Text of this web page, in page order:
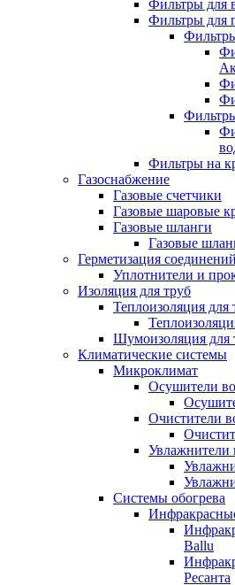
Фильтры для
Фильтры для
Фильтры на
Газоснабжение
Газовые счетчики
Газовые шаровые
Газовые шланги
Газовые
Герметизация
Уплотнители и
Изоляция для труб
Теплоизоляция для
Шумоизоляция для
Климатические системы
Микроклимат
Осушители
Очистители
Увлажнители
Системы обогрева
Ballu
Ресанта